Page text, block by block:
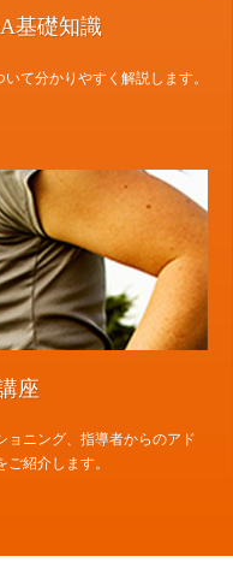
基礎知識
て分かりやすく解説します。
座
ョニング、指導者からのアド
紹介します。